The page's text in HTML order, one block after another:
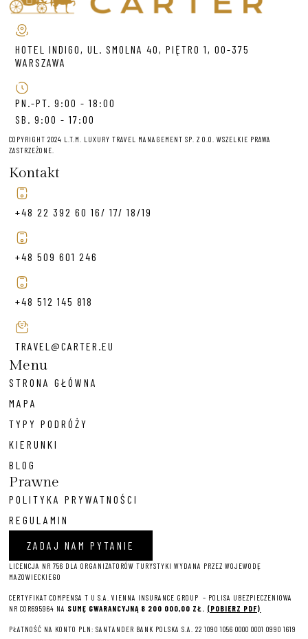
HOTEL INDIGO, UL. SMOLNA 40, PIĘTRO 1, 00-375
WARSZAWA
PN.-PT. 9:00 - 18:00
SB. 9:00 - 17:00
COPYRIGHT 2024 L.T.M. LUXURY TRAVEL MANAGEMENT SP. Z O.O. WSZELKIE PRAWA
ZASTRZEŻONE.
Kontakt
+48 22 392 60 16/ 17/ 18/19
+48 509 601 246
+48 512 145 818
TRAVEL@CARTER.EU
Menu
STRONA GŁÓWNA
MAPA
TYPY PODRÓŻY
KIERUNKI
BLOG
Prawne
POLITYKA PRYWATNOŚCI
REGULAMIN
ZADAJ NAM PYTANIE
LICENCJA NR 756 DLA ORGANIZATORÓW TURYSTYKI WYDANA PRZEZ WOJEWODĘ
MAZOWIECKIEGO
CERTYFIKAT COMPENSA T U S.A. VIENNA INSURANCE GROUP – POLISA UBEZPIECZENIOWA
NR COR695964 NA SUMĘ GWARANCYJNĄ 8 200 000,00 ZŁ. (POBIERZ PDF)
PŁATNOŚĆ NA KONTO PLN: SANTANDER BANK POLSKA S.A. 22 1090 1056 0000 0001 0990 1619